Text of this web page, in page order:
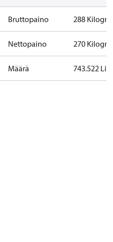
Bruttopaino 288 Kilogram
Nettopaino 270 Kilogram
Määrä 743.522 Liter